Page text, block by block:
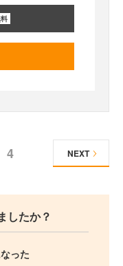
4 NEXT
したか？
った